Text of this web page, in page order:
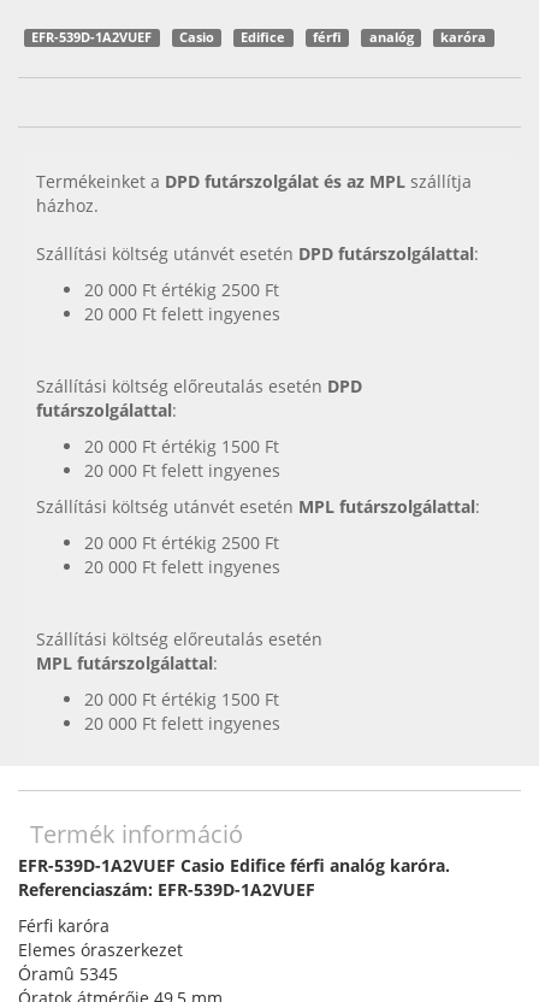
EFR-539D-1A2VUEF Casio Edifice férfi analóg karóra
Termékeinket a DPD futárszolgálat és az MPL szállítja
házhoz.
Szállítási költség utánvét esetén DPD futárszolgálattal:
20 000 Ft értékig 2500 Ft
20 000 Ft felett ingyenes
Szállítási költség előreutalás esetén DPD
futárszolgálattal:
20 000 Ft értékig 1500 Ft
20 000 Ft felett ingyenes
Szállítási költség utánvét esetén MPL futárszolgálattal:
20 000 Ft értékig 2500 Ft
20 000 Ft felett ingyenes
Szállítási költség előreutalás esetén
MPL futárszolgálattal:
20 000 Ft értékig 1500 Ft
20 000 Ft felett ingyenes
Termék információ
EFR-539D-1A2VUEF Casio Edifice férfi analóg karóra.
Referenciaszám: EFR-539D-1A2VUEF
Férfi karóra
Elemes óraszerkezet
Óramû 5345